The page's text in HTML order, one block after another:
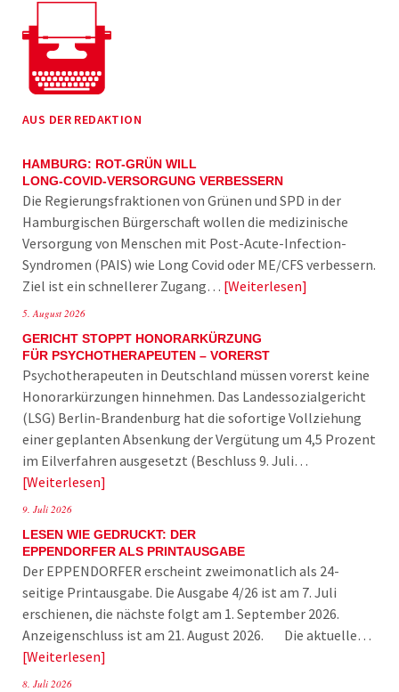
AUS DER REDAKTION
HAMBURG: ROT-GRÜN WILL
LONG-COVID-VERSORGUNG VERBESSERN
Die Regierungsfraktionen von Grünen und SPD in der
Hamburgischen Bürgerschaft wollen die medizinische
Versorgung von Menschen mit Post-Acute-Infection-
Syndromen (PAIS) wie Long Covid oder ME/CFS verbessern.
Ziel ist ein schnellerer Zugang… Weiterlesen
5. August 2026
GERICHT STOPPT HONORARKÜRZUNG
FÜR PSYCHOTHERAPEUTEN – VORERST
Psychotherapeuten in Deutschland müssen vorerst keine
Honorarkürzungen hinnehmen. Das Landessozialgericht
(LSG) Berlin-Brandenburg hat die sofortige Vollziehung
einer geplanten Absenkung der Vergütung um 4,5 Prozent
im Eilverfahren ausgesetzt (Beschluss 9. Juli…
Weiterlesen
9. Juli 2026
LESEN WIE GEDRUCKT: DER
EPPENDORFER ALS PRINTAUSGABE
Der EPPENDORFER erscheint zweimonatlich als 24-
seitige Printausgabe. Die Ausgabe 4/26 ist am 7. Juli
erschienen, die nächste folgt am 1. September 2026.
Anzeigenschluss ist am 21. August 2026. Die aktuelle…
Weiterlesen
8. Juli 2026